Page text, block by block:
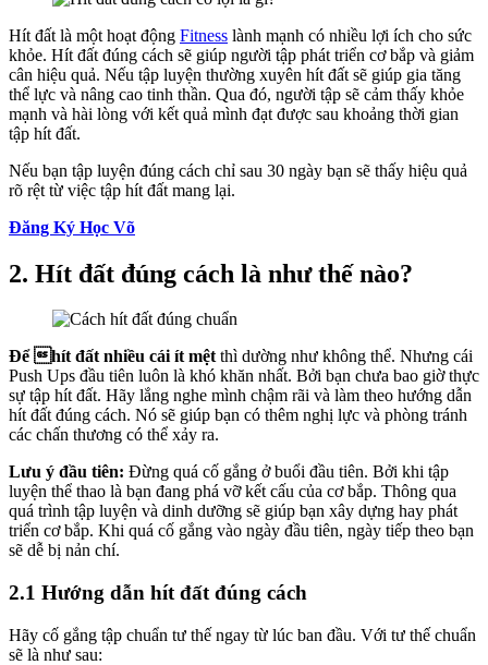
Hít đất là một hoạt động Fitness lành mạnh có nhiều lợi ích cho sức
khỏe. Hít đất đúng cách sẽ giúp người tập phát triển cơ bắp và giảm
cân hiệu quả. Nếu tập luyện thường xuyên hít đất sẽ giúp gia tăng
thể lực và nâng cao tinh thần. Qua đó, người tập sẽ cảm thấy khỏe
mạnh và hài lòng với kết quả mình đạt được sau khoảng thời gian
tập hít đất.
Nếu bạn tập luyện đúng cách chỉ sau 30 ngày bạn sẽ thấy hiệu quả
rõ rệt từ việc tập hít đất mang lại.
Đăng Ký Học Võ
2. Hít đất đúng cách là như thế nào?
Để hít đất nhiều cái ít mệtthì dường như không thể. Nhưng cái
Push Ups đầu tiên luôn là khó khăn nhất. Bởi bạn chưa bao giờ thực
sự tập hít đất. Hãy lắng nghe mình chậm rãi và làm theo hướng dẫn
hít đất đúng cách. Nó sẽ giúp bạn có thêm nghị lực và phòng tránh
các chấn thương có thể xảy ra.
Lưu ý đầu tiên: Đừng quá cố gắng ở buổi đầu tiên. Bởi khi tập
luyện thể thao là bạn đang phá vỡ kết cấu của cơ bắp. Thông qua
quá trình tập luyện và dinh dưỡng sẽ giúp bạn xây dựng hay phát
triển cơ bắp. Khi quá cố gắng vào ngày đầu tiên, ngày tiếp theo bạn
sẽ dễ bị nản chí.
2.1 Hướng dẫn hít đất đúng cách
Hãy cố gắng tập chuẩn tư thế ngay từ lúc ban đầu. Với tư thế chuẩn
sẽ là như sau: